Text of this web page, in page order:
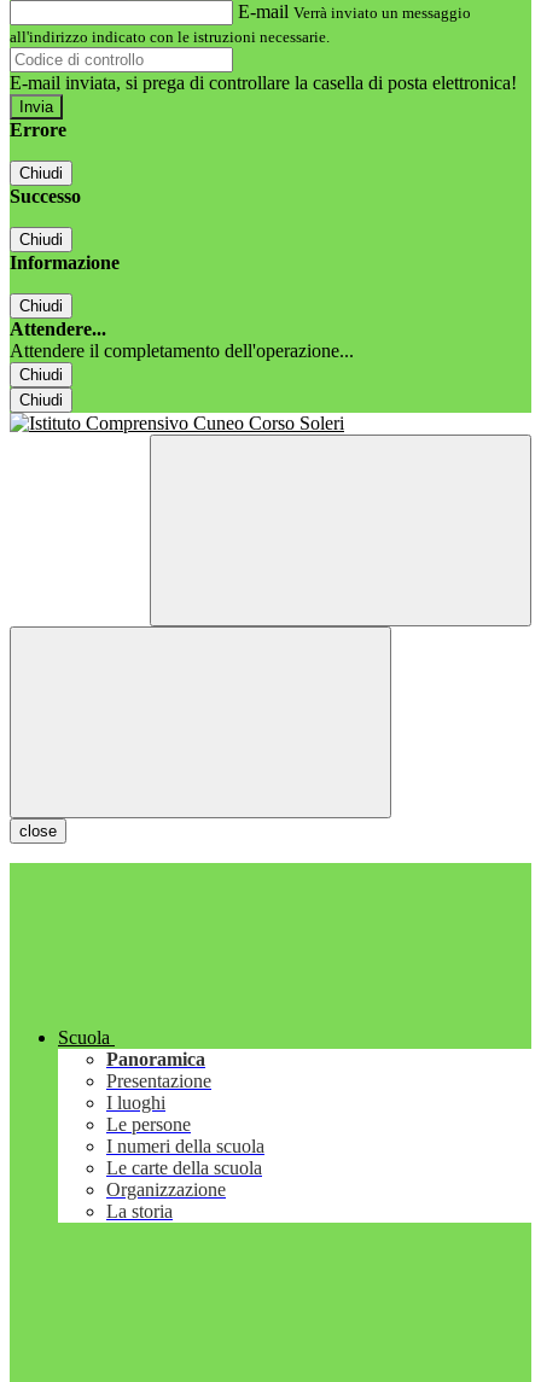
E-mail Verrà inviato un messaggio
all'indirizzo indicato con le istruzioni necessarie.
E-mail inviata, si prega di controllare la casella di posta elettronica!
Errore
Chiudi
Successo
Chiudi
Informazione
Chiudi
Attendere...
Attendere il completamento dell'operazione...
Chiudi
Chiudi
close
Scuola
Panoramica
Presentazione
I luoghi
Le persone
I numeri della scuola
Le carte della scuola
Organizzazione
La storia